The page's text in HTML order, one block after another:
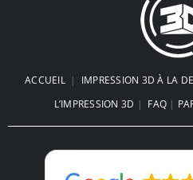
ACCUEIL| IMPRESSION 3D À LA
L’IMPRESSION 3D | FAQ |